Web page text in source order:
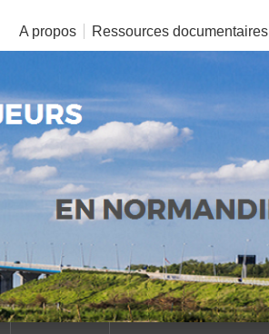
A propos Ressources documentaires